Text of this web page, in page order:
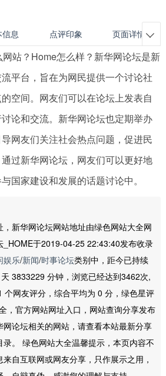
息 点评印象 页面详情 
站？Home怎么样？新华网论坛是新
平台，旨在为网民提供一个讨论社
空间。网友们可以在论坛上发表自
论和交流。新华网论坛也定期举办
网友们关注社会热点问题，促进民
过新华网论坛，网友们可以更好地
国家建设和发展的话题讨论中。
新华网论坛网站地址由绿色网站大全网
_HOME于2019-04-25 22:43:40发布收录
娱乐/新闻/时事论坛类别中，距今已持续
3833229 分钟，浏览已经达到3462次,
个网友评分，综合平均为 0 分，绿色星评
，官方网站网址入口，网站查询分享发布
论坛相关的网站，请查看本站最新分享
。 绿色网站大全温馨提示，本页内容不
自互联网或网友分享，只作展示之用，